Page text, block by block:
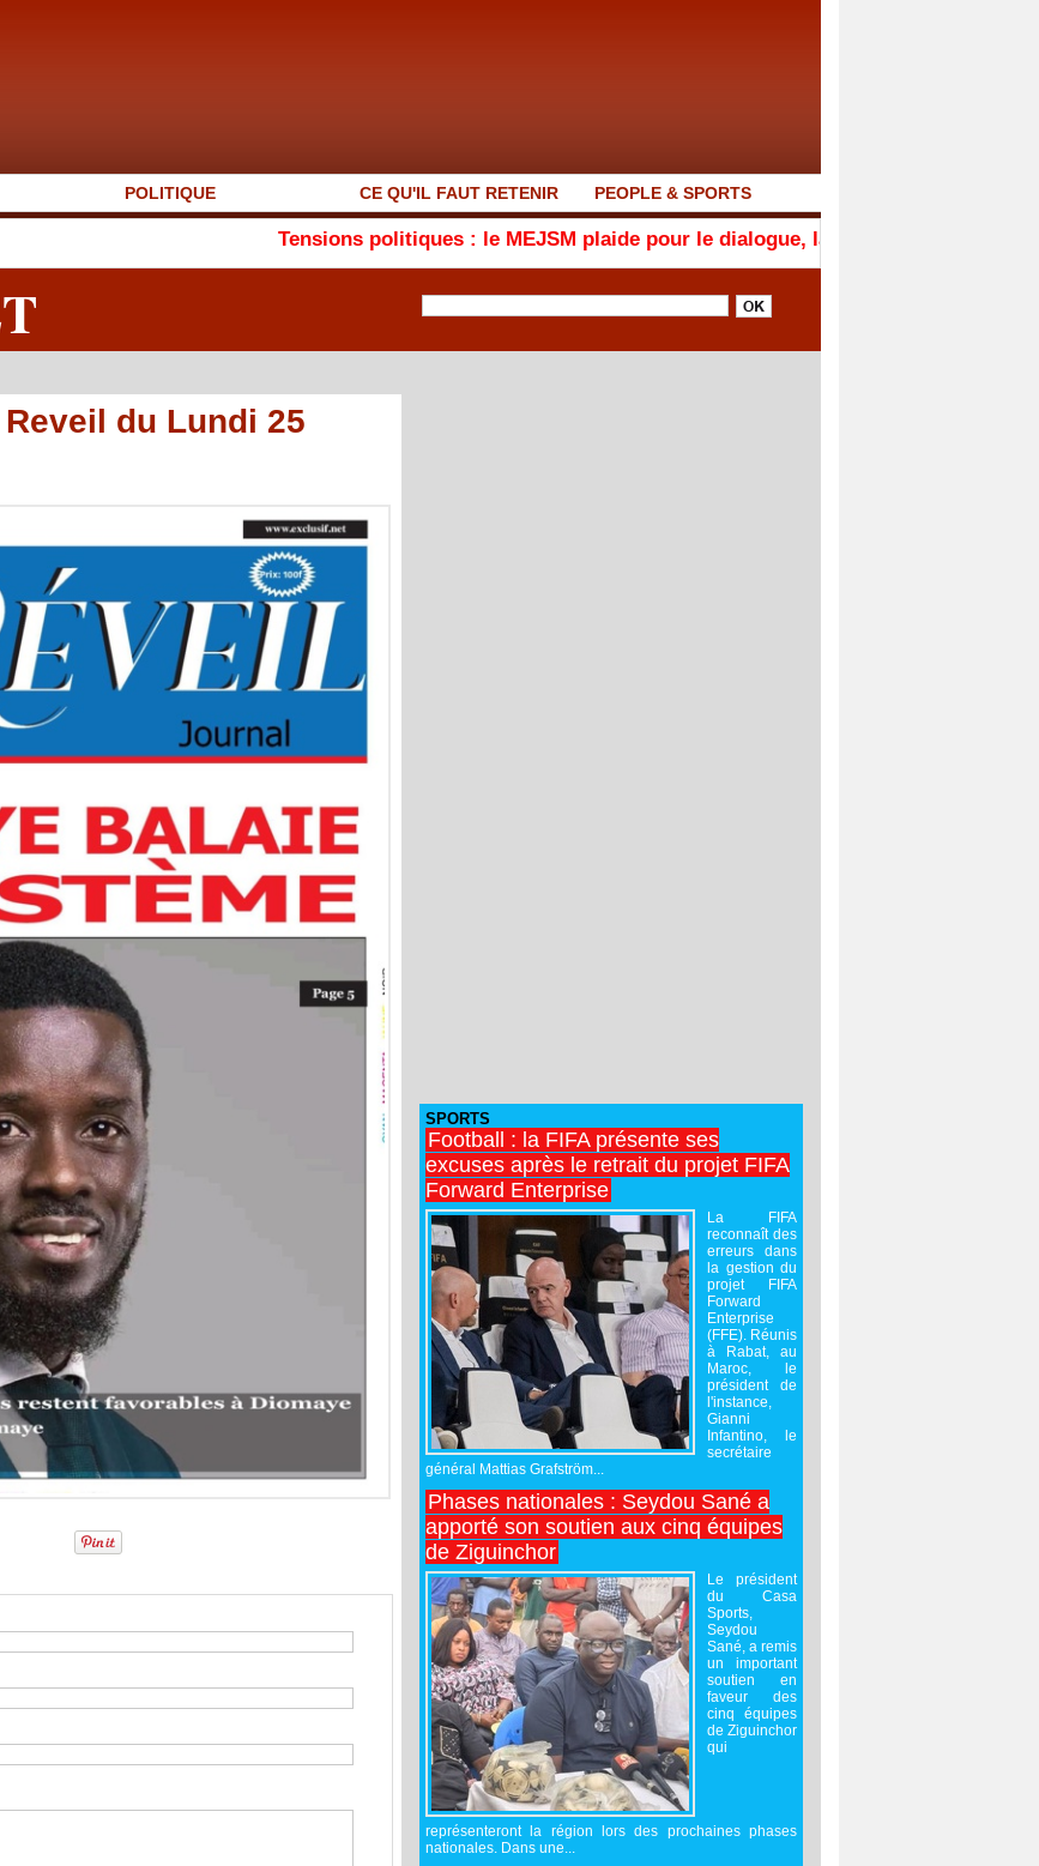
POLITIQUE CE QU'IL FAUT RETENIR PEOPLE & SPORTS
Tensions politiques : le MEJSM plaide pour le dialogue, la responsabilité et la cohésion
du Lundi 25
SPORTS
Football : la FIFA présente ses
excuses après le retrait du projet FIFA
Forward Enterprise
La FIFA
reconnaît des
erreurs dans
la gestion du
projet FIFA
Forward
Enterprise
(FFE). Réunis
à Rabat, au
Maroc, le
président de
l'instance,
Gianni
Infantino, le
secrétaire
général Mattias Grafström...
Phases nationales : Seydou Sané a
apporté son soutien aux cinq équipes
de Ziguinchor
Le président
du Casa
Sports,
Seydou
Sané, a remis
un important
soutien en
faveur des
cinq équipes
de Ziguinchor
qui
représenteront la région lors des prochaines phases
nationales. Dans une...